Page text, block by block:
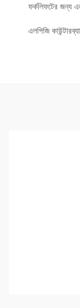
ফর্কলিফটের জন্য
এলপিজি